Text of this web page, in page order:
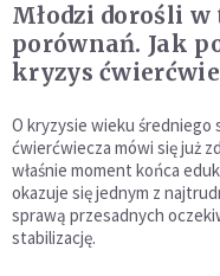
Młodzi dorośli
porównań. Jak
kryzys
O kryzysie wieku średniego
ćwierćwiecza mówi się już
właśnie moment końca
okazuje się jednym z
sprawą przesadnych
stabilizację.